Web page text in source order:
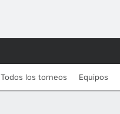
Todos los torneos Equipos